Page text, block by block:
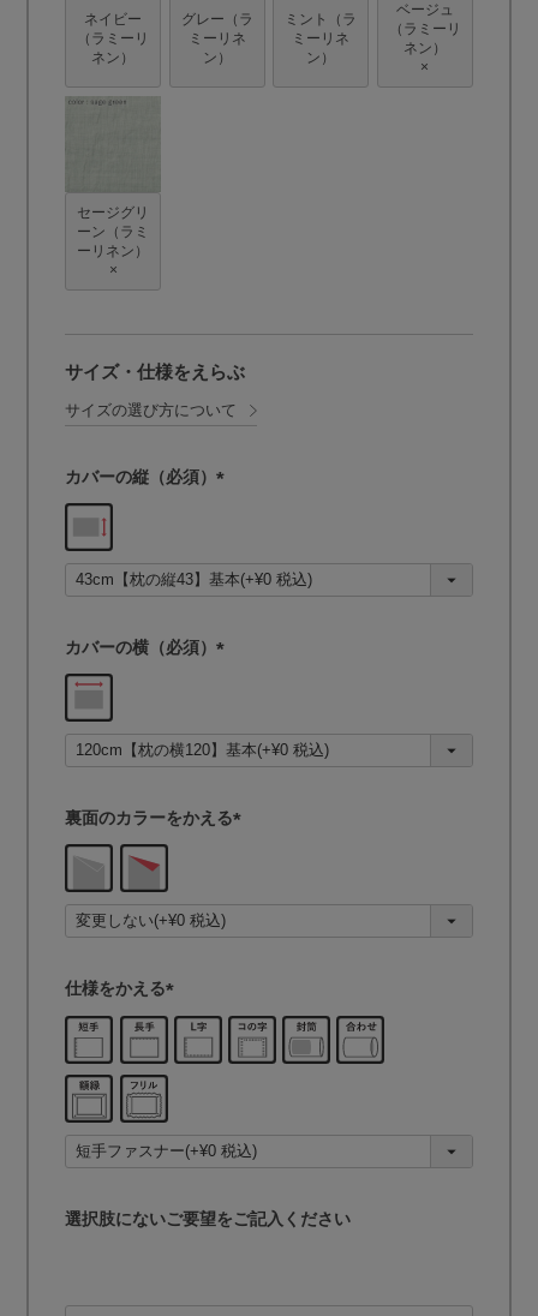
ネイビー
（ラミーリ
ネン）
グレー（ラ
ミーリネ
ン）
ミント（ラ
ミーリネ
ン）
ベージュ
（ラミーリ
ネン）
×
セージグリ
ーン（ラミ
ーリネン）
×
サイズ・仕様をえらぶ
サイズの選び方について
カバーの縦（必須）
須
)
カバーの横（必須）
須
)
裏面のカラーをかえる
須
)
仕様をかえる
(
須
選択肢にないご要望をご記入ください